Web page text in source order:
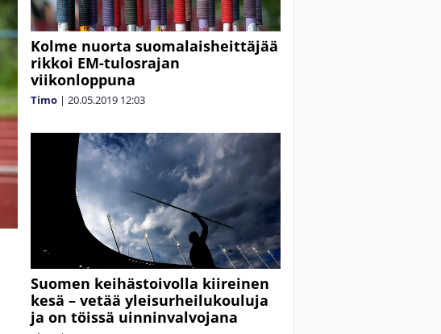
Kolme nuorta suomalaisheittäjää
rikkoi EM-tulosrajan
viikonloppuna
Timo | 20.05.2019 12:03
Suomen keihästoivolla kiireinen
kesä – vetää yleisurheilukouluja
ja on töissä uinninvalvojana